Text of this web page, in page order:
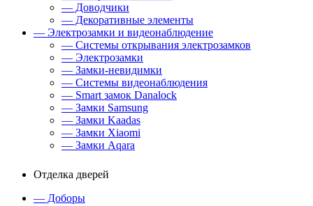
— Доводчики
— Декоративные элементы
— Электрозамки и видеонаблюдение
— Системы открывания электрозамков
— Электрозамки
— Замки-невидимки
— Системы видеонаблюдения
— Smart замок Danalock
— Замки Samsung
— Замки Kaadas
— Замки Xiaomi
— Замки Aqara
Отделка дверей
— Доборы